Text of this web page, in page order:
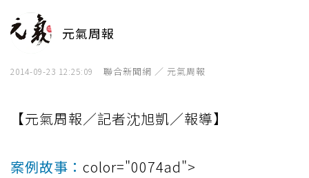
元氣周報
2014-09-23 12:25:09 聯合新聞網 ／ 元氣周報
【元氣周報／記者沈旭凱／報導】
案例故事： color="0074ad">